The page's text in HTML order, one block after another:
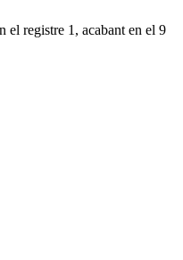
el registre 1, acabant en el 9